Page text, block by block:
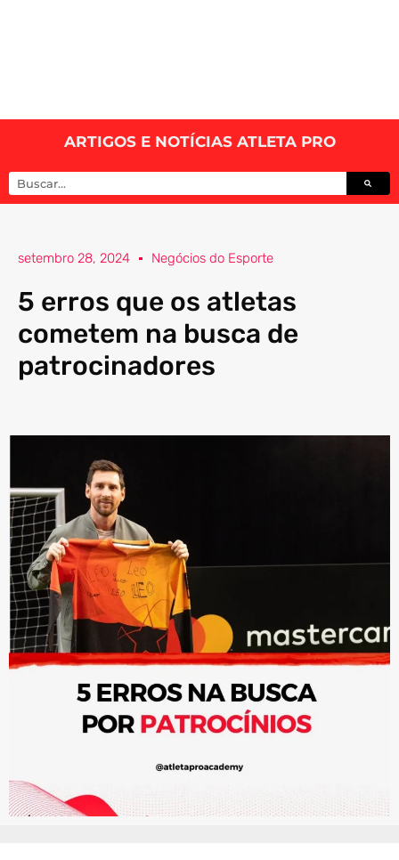
ARTIGOS E NOTÍCIAS ATLETA PRO
setembro 28, 2024 Negócios do Esporte
5 erros que os atletas
cometem na busca de
patrocinadores